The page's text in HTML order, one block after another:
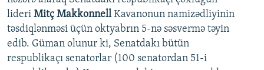
lideri Mitç MakkonnellKavanonun namizədliyinin
təsdiqlənməsi üçün oktyabrın 5-nə səsvermə təyin
edib. Güman olunur ki, Senatdakı bütün
respublikaçı senatorlar (100 senatordan 51-i